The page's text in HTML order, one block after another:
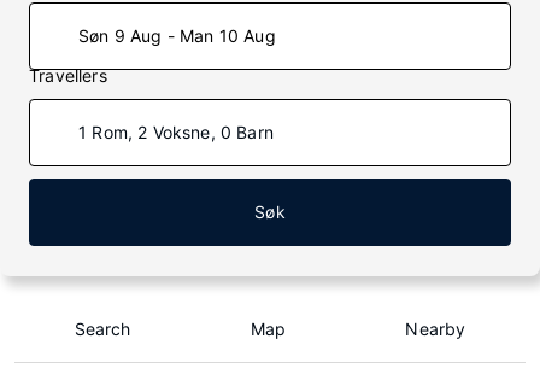
Søn 9 Aug - Man 10 Aug
Travellers
1 Rom, 2 Voksne, 0 Barn
Søk
Search Map Nearby